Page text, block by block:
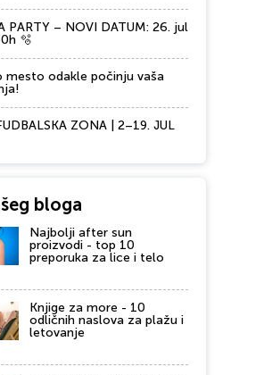
PARTY – NOVI DATUM: 26. jul
🫧
mesto odakle počinju vaša
ZONA | 2–19. JUL
bloga
Najbolji after sun
proizvodi - top 10
preporuka za lice i telo
Knjige za more - 10
odličnih naslova za plažu i
letovanje